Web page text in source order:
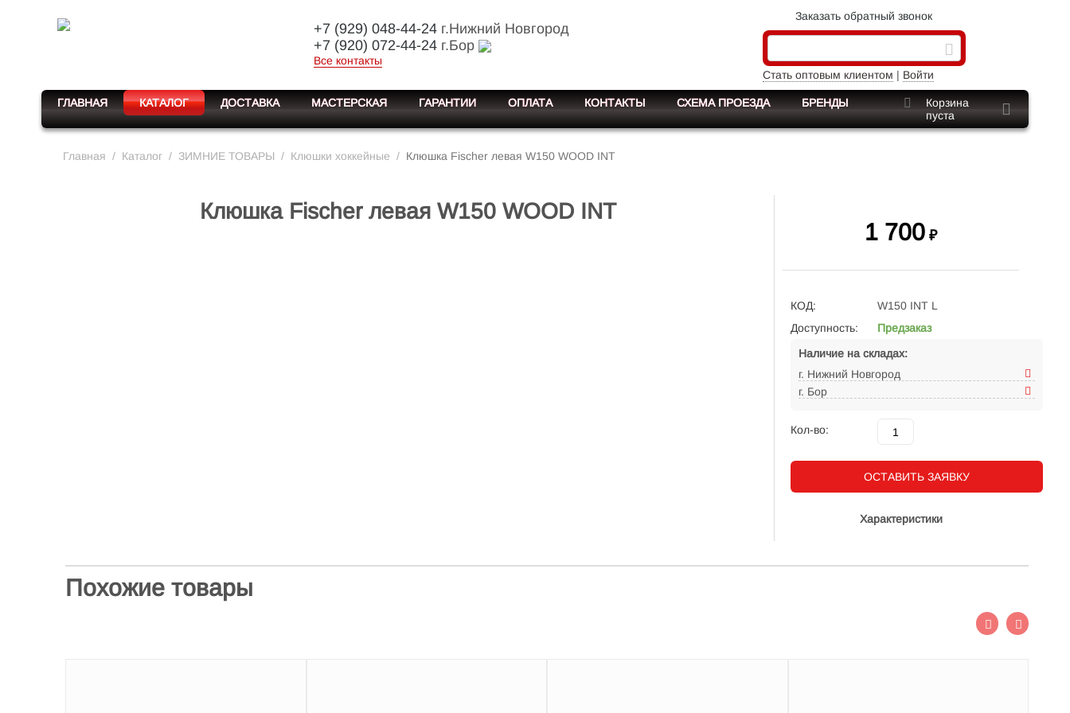
+7 (929) 048-44-24г.Нижний Новгород
+7 (920) 072-44-24г.Бор
Все контакты
Заказать обратный звонок
Стать оптовым клиентом | Войти
ГЛАВНАЯ КАТАЛОГ ДОСТАВКА МАСТЕРСКАЯ ГАРАНТИИ ОПЛАТА КОНТАКТЫ СХЕМА ПРОЕЗДА БРЕНДЫ
Корзина
пуста
Главная / Каталог / ЗИМНИЕ ТОВАРЫ / Клюшки хоккейные / Клюшка Fischer левая W150 WOOD INT
Клюшка Fischer левая W150 WOOD INT
1 700 ₽
КОД:
W150 INT L
Доступность:
Предзаказ
Наличие на складах:
г. Нижний Новгород
г. Бор
Кол-во:
ОСТАВИТЬ ЗАЯВКУ
Характеристики
Похожие товары